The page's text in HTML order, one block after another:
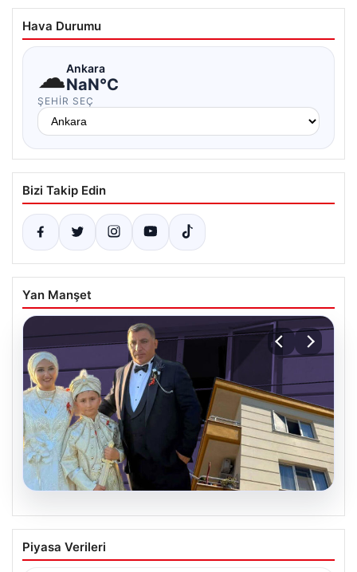
Hava Durumu
☁Ankara
NaN°C
ŞEHIR SEÇ
Bizi Takip Edin
Yan Manşet
06.08.2026
Çanakkale’de böcek ilaçlaması felakete
dönüştü. Yusuf öldü, annesi yoğun
Piyasa Verileri